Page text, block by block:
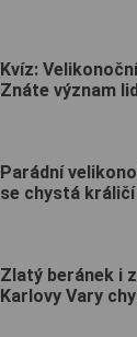
Kvíz:
Znáte význam
Parádní
se chystá králičí
Zlatý beránek i
Karlovy Vary